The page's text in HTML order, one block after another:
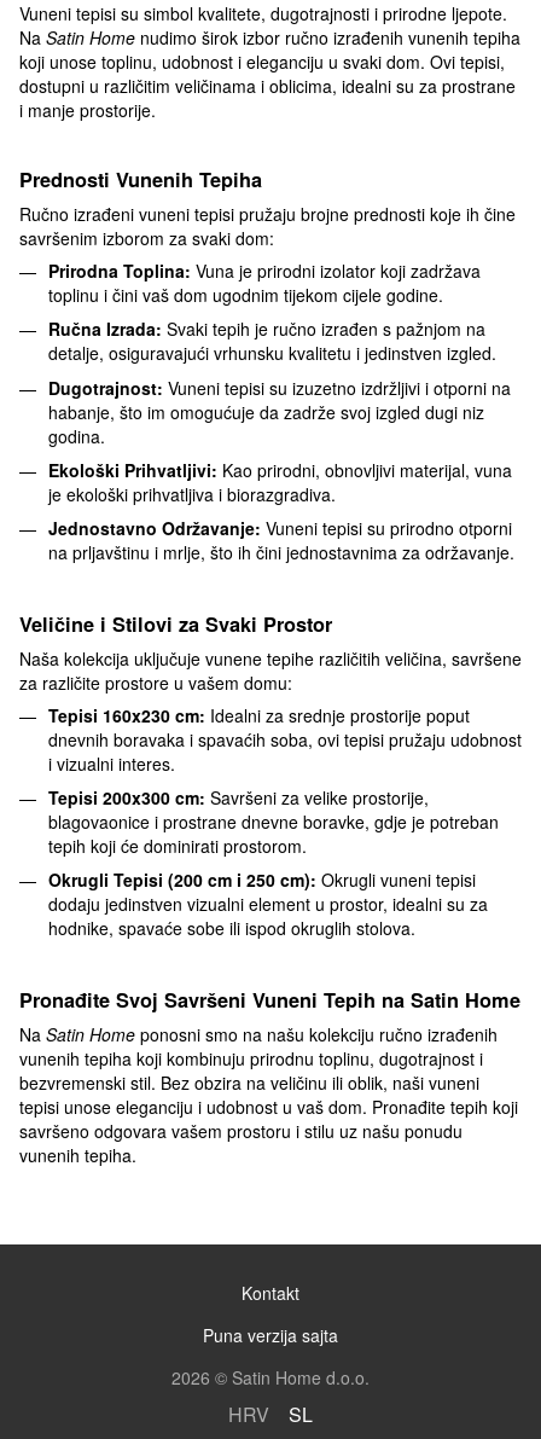
Vuneni tepisi su simbol kvalitete, dugotrajnosti i prirodne ljepote.
Na Satin Home nudimo širok izbor ručno izrađenih vunenih tepiha
koji unose toplinu, udobnost i eleganciju u svaki dom. Ovi tepisi,
dostupni u različitim veličinama i oblicima, idealni su za prostrane
i manje prostorije.
Prednosti Vunenih Tepiha
Ručno izrađeni vuneni tepisi pružaju brojne prednosti koje ih čine
savršenim izborom za svaki dom:
Prirodna Toplina: Vuna je prirodni izolator koji zadržava
toplinu i čini vaš dom ugodnim tijekom cijele godine.
Ručna Izrada: Svaki tepih je ručno izrađen s pažnjom na
detalje, osiguravajući vrhunsku kvalitetu i jedinstven izgled.
Dugotrajnost: Vuneni tepisi su izuzetno izdržljivi i otporni na
habanje, što im omogućuje da zadrže svoj izgled dugi niz
godina.
Ekološki Prihvatljivi: Kao prirodni, obnovljivi materijal, vuna
je ekološki prihvatljiva i biorazgradiva.
Jednostavno Održavanje: Vuneni tepisi su prirodno otporni
na prljavštinu i mrlje, što ih čini jednostavnima za održavanje.
Veličine i Stilovi za Svaki Prostor
Naša kolekcija uključuje vunene tepihe različitih veličina, savršene
za različite prostore u vašem domu:
Tepisi 160x230 cm: Idealni za srednje prostorije poput
dnevnih boravaka i spavaćih soba, ovi tepisi pružaju udobnost
i vizualni interes.
Tepisi 200x300 cm: Savršeni za velike prostorije,
blagovaonice i prostrane dnevne boravke, gdje je potreban
tepih koji će dominirati prostorom.
Okrugli Tepisi (200 cm i 250 cm): Okrugli vuneni tepisi
dodaju jedinstven vizualni element u prostor, idealni su za
hodnike, spavaće sobe ili ispod okruglih stolova.
Pronađite Svoj Savršeni Vuneni Tepih na Satin Home
Na Satin Home ponosni smo na našu kolekciju ručno izrađenih
vunenih tepiha koji kombinuju prirodnu toplinu, dugotrajnost i
bezvremenski stil. Bez obzira na veličinu ili oblik, naši vuneni
tepisi unose eleganciju i udobnost u vaš dom. Pronađite tepih koji
savršeno odgovara vašem prostoru i stilu uz našu ponudu
vunenih tepiha.
Kontakt
Puna verzija sajta
2026 © Satin Home d.o.o.
HRV SL